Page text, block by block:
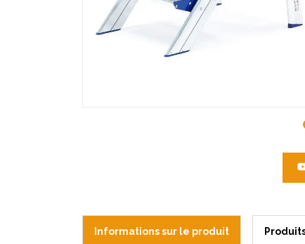
Informations sur le produit